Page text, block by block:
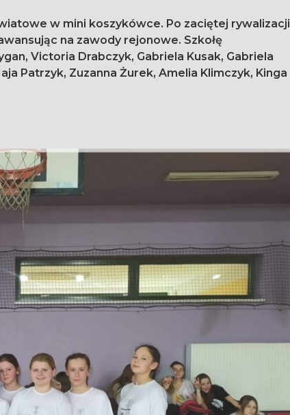
w mini koszykówce. Po zaciętej rywalizacji
Victoria Drabczyk, Gabriela Kusak, Gabriela
Patrzyk, Zuzanna Żurek, Amelia Klimczyk, Kinga